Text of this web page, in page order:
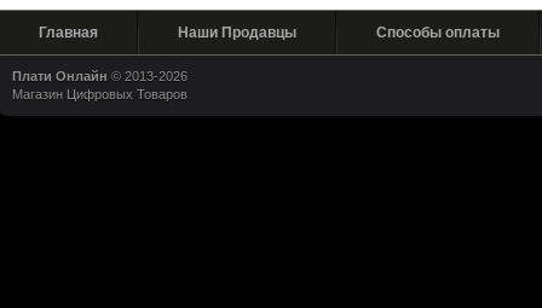
Главная Наши Продавцы Способы оплаты
Плати Онлайн © 2013-2026
Магазин Цифровых Товаров